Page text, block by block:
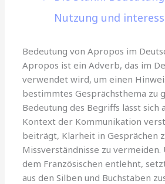
Nutzung und
Bedeutung von Apropos im
Apropos ist ein Adverb, das im
verwendet wird, um einen
bestimmtes Gesprächsthema zu
Bedeutung des Begriffs lässt sich
Kontext der Kommunikation
beiträgt, Klarheit in Gesprächen
Missverständnisse zu vermeiden.
dem Französischen entlehnt,
aus den Silben und Buchstaben